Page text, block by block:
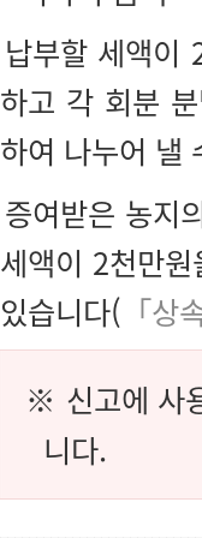
납부할 세액이
하고 각 회분
하여 나누어 낼
증여받은 농지
세액이 2천만
있습니다( 「
※ 신고에 사
니다.